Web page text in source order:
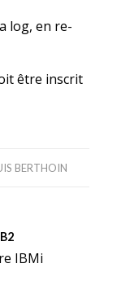
log, en re-
être inscrit
BERTHOIN
IBMi